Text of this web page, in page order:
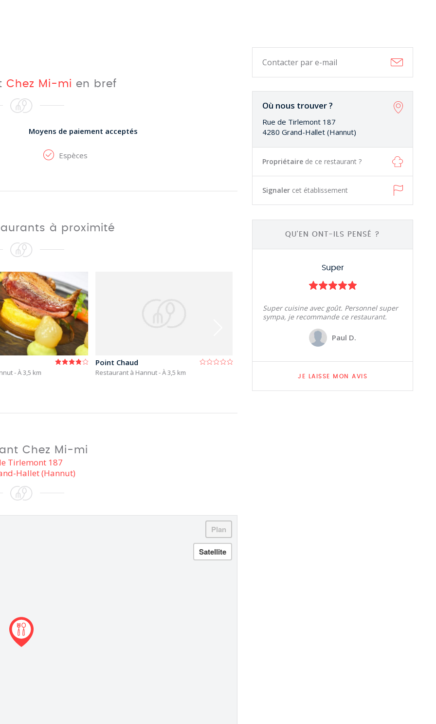
Contacter par e-mail
Où nous trouver ?
Rue de Tirlemont 187
4280 Grand-Hallet (Hannut)
Propriétaire de ce restaurant ?
Signaler cet établissement
QU'EN ONT-ILS PENSÉ ?
Super
Super cuisine avec goût. Personnel super
sympa, je recommande ce restaurant.
Paul D.
JE LAISSE MON AVIS
Chez Mi-mi en bref
Moyens de paiement acceptés
Espèces
à proximité
- À 3,5 km
Point Chaud
Restaurant à Hannut- À 3,5 km
Le Greco
Restaurant à Hannut - À 3,5 km
La Fontanina
Chez Mi-mi
Tirlemont 187
Hallet (Hannut)